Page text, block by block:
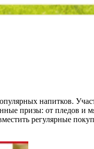
напитков.
призы: от пледов и
регулярные